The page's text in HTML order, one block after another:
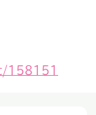
158151